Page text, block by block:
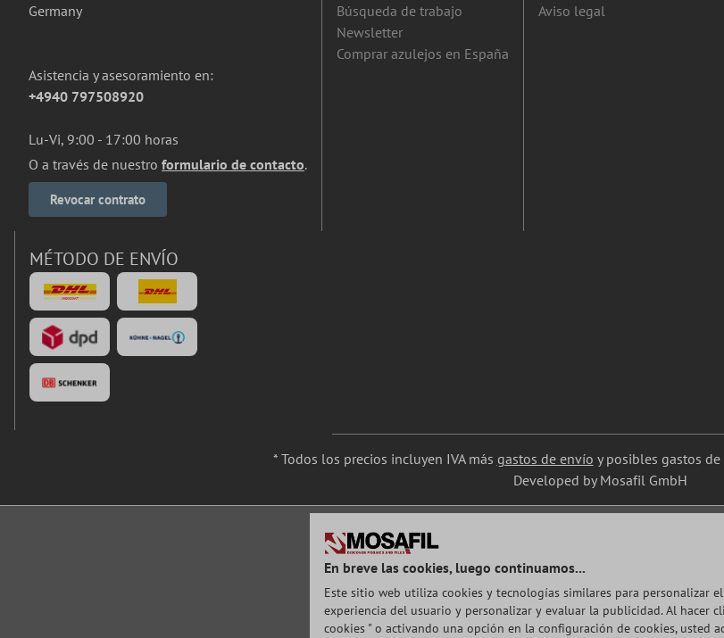
Germany
Asistencia y asesoramiento en:
+4940 797508920
Lu-Vi, 9:00 - 17:00 horas
O a través de nuestro formulario de contacto.
Revocar contrato
Búsqueda de trabajo
Newsletter
Comprar azulejos en España
Aviso legal
MÉTODO DE ENVÍO
* Todos los precios incluyen IVA más gastos de envío y posibles gastos
Developed by Mosafil GmbH
En breve las cookies, luego continuamos...
Este sitio web utiliza cookies y tecnologías similares para personalizar
experiencia del usuario y personalizar y evaluar la publicidad. Al hacer
cookies " o activando una opción en la configuración de cookies, usted